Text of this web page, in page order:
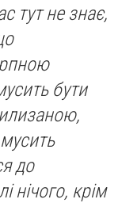
тут не знає,
бути
до
нічого, крім